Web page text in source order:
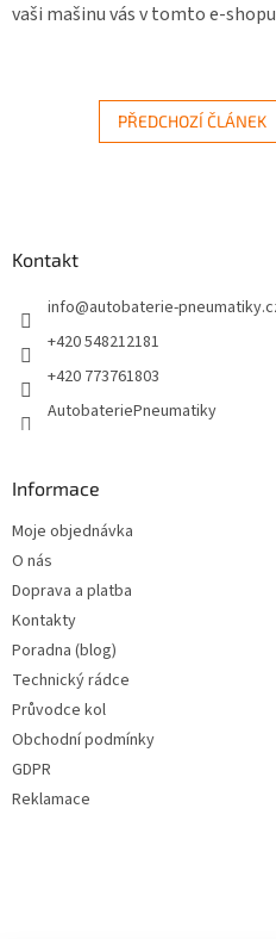
vaši mašinu vás v tomto e-
PŘEDCHOZÍ ČLÁNEK
pKontakt
info@autobaterie-
+420 548212181
+420 773761803
AutobateriePneumatiky
Informace
Moje objednávka
O nás
Doprava a platba
Kontakty
Poradna (blog)
Technický rádce
Průvodce kol
Obchodní podmínky
GDPR
Reklamace